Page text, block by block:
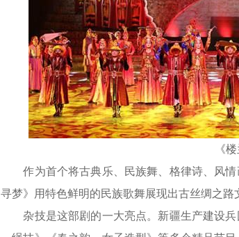
《
作为首个将古典乐、民族舞、格律诗、风情
寻梦》用特色鲜明的民族歌舞展现出古丝绸之路
杂技是这部剧的一大亮点。新疆生产建设兵